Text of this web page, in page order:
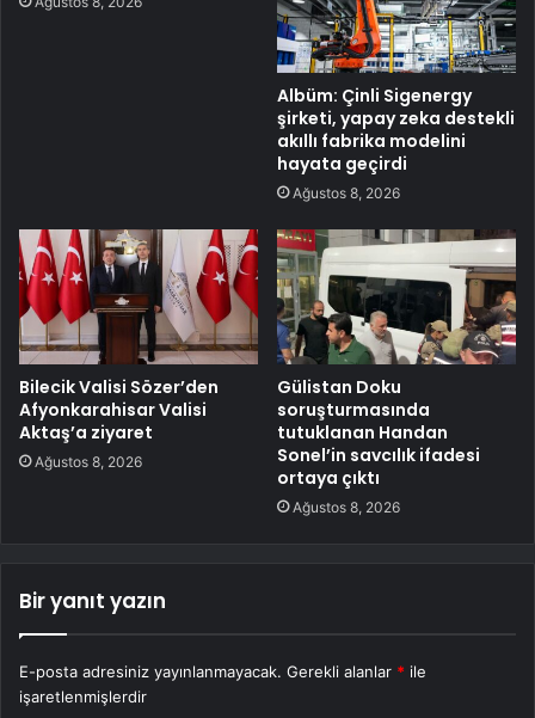
Albüm: Çinli Sigenergy
şirketi, yapay zeka destekli
akıllı fabrika modelini
hayata geçirdi
Ağustos 8, 2026
Bilecik Valisi Sözer’den
Afyonkarahisar Valisi
Aktaş’a ziyaret
Ağustos 8, 2026
Gülistan Doku
soruşturmasında
tutuklanan Handan
Sonel’in savcılık ifadesi
ortaya çıktı
Ağustos 8, 2026
Bir yanıt yazın
E-posta adresiniz yayınlanmayacak. Gerekli alanlar * ile
işaretlenmişlerdir